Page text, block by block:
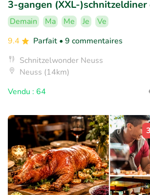
3-gangen (XXL-
Demain Ma Me Je
Ve
9.4
Parfait • 9 commentaires
Schnitzelwonder Neuss
Neuss (14km)
Vendu : 64